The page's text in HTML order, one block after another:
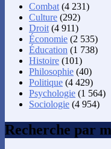
Combat (4 231)
Culture (292)
Droit (4 911)
Économie (2 535)
Éducation (1 738)
Histoire (101)
Philosophie (40)
Politique (4 429)
Psychologie (1 564)
Sociologie (4 954)
Recherche par